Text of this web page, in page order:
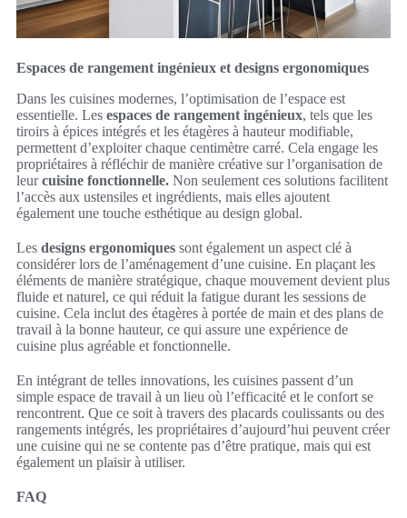
Espaces de rangement ingénieux et designs ergonomiques
Dans les cuisines modernes, l’optimisation de l’espace est
essentielle. Les espaces de rangement ingénieux, tels que les
tiroirs à épices intégrés et les étagères à hauteur modifiable,
permettent d’exploiter chaque centimètre carré. Cela engage les
propriétaires à réfléchir de manière créative sur l’organisation de
leurcuisine fonctionnelle. Non seulement ces solutions facilitent
l’accès aux ustensiles et ingrédients, mais elles ajoutent
également une touche esthétique au design global.
Les designs ergonomiques sont également un aspect clé à
considérer lors de l’aménagement d’une cuisine. En plaçant les
éléments de manière stratégique, chaque mouvement devient plus
fluide et naturel, ce qui réduit la fatigue durant les sessions de
cuisine. Cela inclut des étagères à portée de main et des plans de
travail à la bonne hauteur, ce qui assure une expérience de
cuisine plus agréable et fonctionnelle.
En intégrant de telles innovations, les cuisines passent d’un
simple espace de travail à un lieu où l’efficacité et le confort se
rencontrent. Que ce soit à travers des placards coulissants ou des
rangements intégrés, les propriétaires d’aujourd’hui peuvent créer
une cuisine qui ne se contente pas d’être pratique, mais qui est
également un plaisir à utiliser.
FAQ